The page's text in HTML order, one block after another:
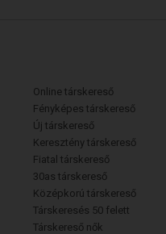
Online társkereső
Fényképes társkereső
Új társkereső
Keresztény társkereső
Fiatal társkereső
30as társkereső
Középkorú társkereső
Társkeresés 50 felett
Társkereső nők